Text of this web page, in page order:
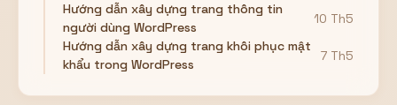
Hướng dẫn xây dựng trang thông tin
người dùng WordPress
10 Th5
Hướng dẫn xây dựng trang khôi phục mật
khẩu trong WordPress
7 Th5